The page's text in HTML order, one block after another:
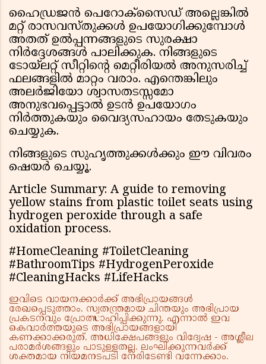
ഹൈഡ്രജൻ പെറോക്സൈഡ് അല്ലെങ്കിൽ
മറ്റ് രാസവസ്തുക്കൾ ഉപയോഗിക്കുമ്പോൾ
അതത് ഉൽപ്പന്നങ്ങളുടെ സുരക്ഷാ
നിർദ്ദേശങ്ങൾ പാലിക്കുക. നിങ്ങളുടെ
ടോയ്‌ലറ്റ് സീറ്റിന്റെ മെറ്റീരിയൽ അനുസരിച്ച്
ഫലങ്ങളിൽ മാറ്റം വരാം. എന്തെങ്കിലും
അലർജിയോ ശ്വാസതടസ്സമോ
അനുഭവപ്പെട്ടാൽ ഉടൻ ഉപയോഗം
നിർത്തുകയും വൈദ്യസഹായം തേടുകയും
ചെയ്യുക.
നിങ്ങളുടെ സുഹൃത്തുക്കൾക്കും ഈ വിവരം
ഷെയർ ചെയ്യൂ.
Article Summary: A guide to removing
yellow stains from plastic toilet seats using
hydrogen peroxide through a safe
oxidation process.
#HomeCleaning #ToiletCleaning
#BathroomTips #HydrogenPeroxide
#CleaningHacks #LifeHacks
ഇവിടെ വായനക്കാർക്ക് അഭിപ്രായങ്ങൾ
രേഖപ്പെടുത്താം. സ്വതന്ത്രമായ ചിന്തയും അഭിപ്രായ
പ്രകടനവും പ്രോത്സാഹിപ്പിക്കുന്നു. എന്നാൽ ഇവ
കെവാർത്തയുടെ അഭിപ്രായങ്ങളായി
കണക്കാക്കരുത്. അധിക്ഷേപങ്ങളും വിദ്വേഷ - അശ്ലീല
പരാമർശങ്ങളും പാടുള്ളതല്ല. ലംഘിക്കുന്നവർക്ക്
ശക്തമായ നിയമനടപടി നേരിടേണ്ടി വന്നേക്കാം.